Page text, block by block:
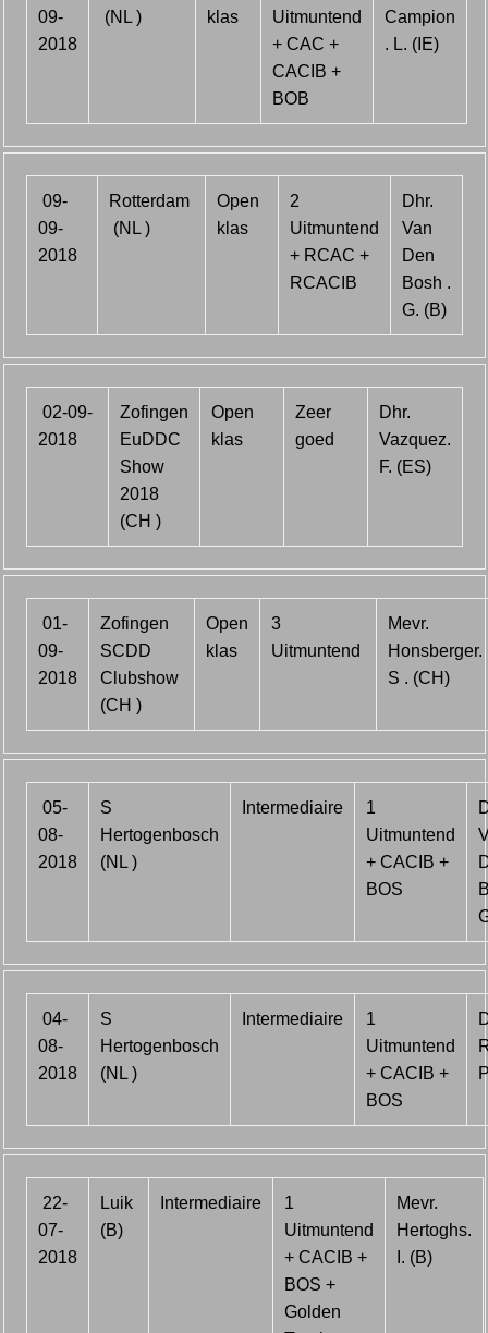
09-
2018
(NL )
klas
Uitmuntend
+ CAC +
CACIB +
BOB
Campion
. L. (IE)
09-
09-
2018
Rotterdam
(NL )
Open
klas
2
Uitmuntend
+ RCAC +
RCACIB
Dhr.
Van
Den
Bosh .
G. (B)
02-09-
2018
Zofingen
EuDDC
Show
2018
(CH )
Open
klas
Zeer
goed
Dhr.
Vazquez.
F. (ES)
01-
09-
2018
Zofingen
SCDD
Clubshow
(CH )
Open
klas
3
Uitmuntend
Mevr.
Honsberger.
S . (CH)
05-
08-
2018
S
Hertogenbosch
(NL )
Intermediaire
1
Uitmuntend
+ CACIB +
BOS
04-
08-
2018
S
Hertogenbosch
(NL )
Intermediaire
1
Uitmuntend
+ CACIB +
BOS
22-
07-
2018
Luik
(B)
Intermediaire
1
Uitmuntend
+ CACIB +
BOS +
Golden
Mevr.
Hertoghs.
I. (B)